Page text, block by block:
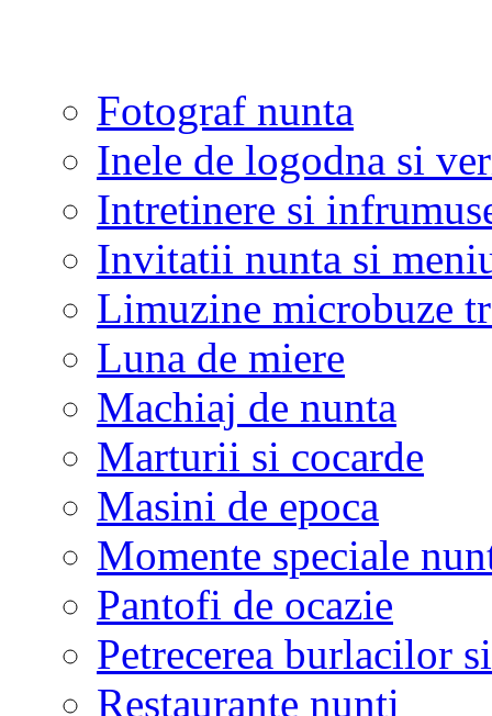
Fotograf nunta
Inele de logodna si
Intretinere si
Invitatii nunta si
Limuzine microbuze
Luna de miere
Machiaj de nunta
Marturii si cocarde
Masini de epoca
Momente speciale
Pantofi de ocazie
Petrecerea burlacilor
Restaurante nunti